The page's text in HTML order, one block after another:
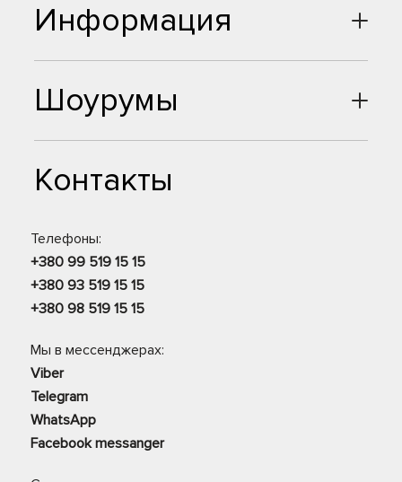
Шоурумы
Контакты
Телефоны:
+380 99 519 15 15
+380 93 519 15 15
+380 98 519 15 15
Мы в мессенджерах:
Viber
Telegram
WhatsApp
Facebook messanger
Информация